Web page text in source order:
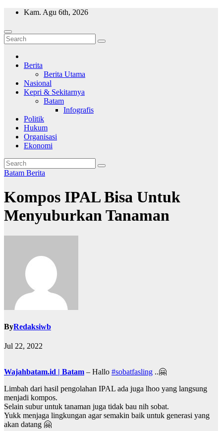
Skip
content
Kam. Agu 6th, 2026
Wajah Batam
CCTV nya kota Batam
Berita
Berita Utama
Nasional
Kepri & Sekitarnya
Batam
Infografis
Politik
Hukum
Organisasi
Ekonomi
Batam Berita
Kompos IPAL Bisa Untuk
Menyuburkan Tanaman
ByRedaksiwb
Jul 22, 2022
Wajahbatam.id | Batam – Hallo #sobatfasling ..🤗
Limbah dari hasil pengolahan IPAL ada juga lhoo yang langsung
menjadi kompos.
Selain subur untuk tanaman juga tidak bau nih sobat.
Yukk menjaga lingkungan agar semakin baik untuk generasi yang
akan datang 🤗